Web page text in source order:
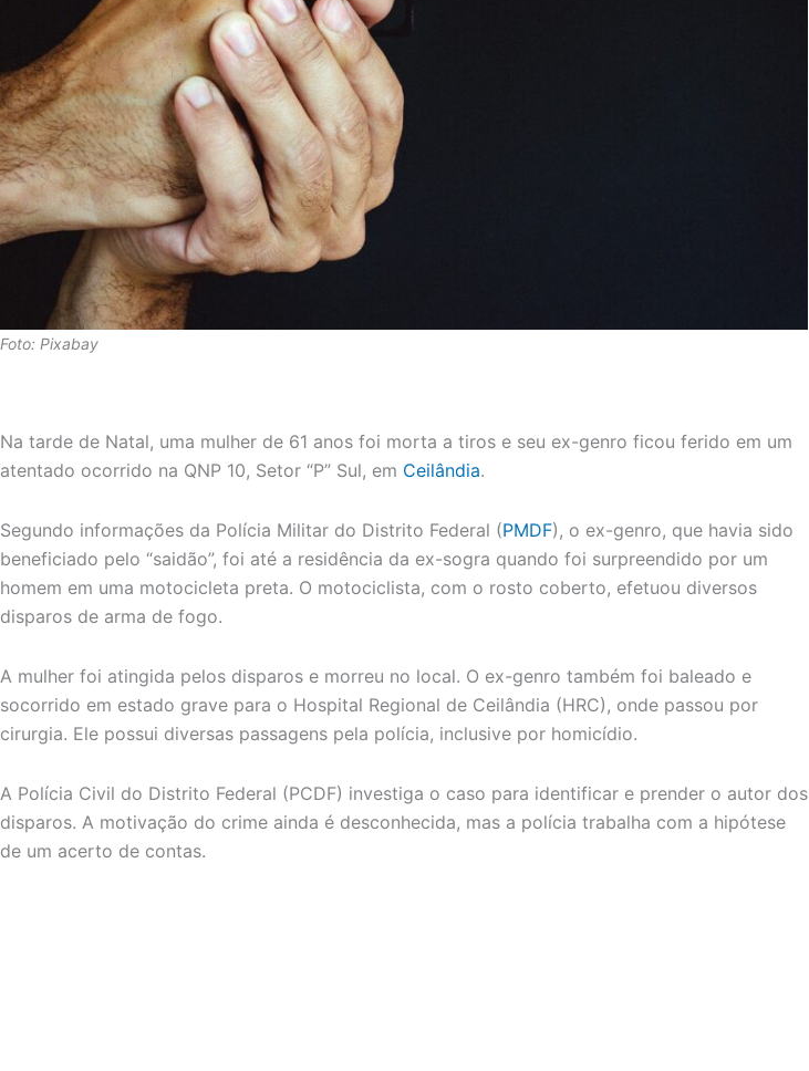
Foto: Pixabay
Na tarde de Natal, uma mulher de 61 anos foi morta a tiros e seu ex-genro ficou ferido em um
atentado ocorrido na QNP 10, Setor “P” Sul, em Ceilândia.
Segundo informações da Polícia Militar do Distrito Federal (PMDF), o ex-genro, que havia sido
beneficiado pelo “saidão”, foi até a residência da ex-sogra quando foi surpreendido por um
homem em uma motocicleta preta. O motociclista, com o rosto coberto, efetuou diversos
disparos de arma de fogo.
A mulher foi atingida pelos disparos e morreu no local. O ex-genro também foi baleado e
socorrido em estado grave para o Hospital Regional de Ceilândia (HRC), onde passou por
cirurgia. Ele possui diversas passagens pela polícia, inclusive por homicídio.
A Polícia Civil do Distrito Federal (PCDF) investiga o caso para identificar e prender o autor dos
disparos. A motivação do crime ainda é desconhecida, mas a polícia trabalha com a hipótese
de um acerto de contas.